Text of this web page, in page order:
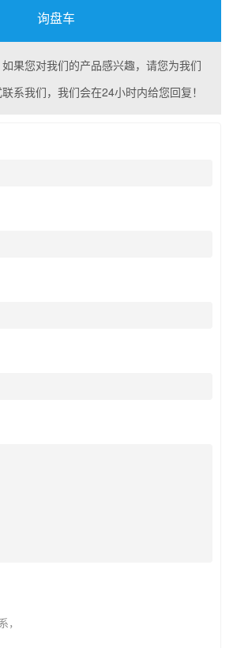
询盘车
果您对我们的产品感兴趣，请您为我们
系我们，我们会在24小时内给您回复！
，